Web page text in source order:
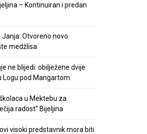
– Kontinuiran i predan
Otvoreno novo
medžlisa
ne blijedi: obilježene dvije
Logu pod Mangartom
u Mektebu za
radost“ Bijeljina
visoki predstavnik mora biti